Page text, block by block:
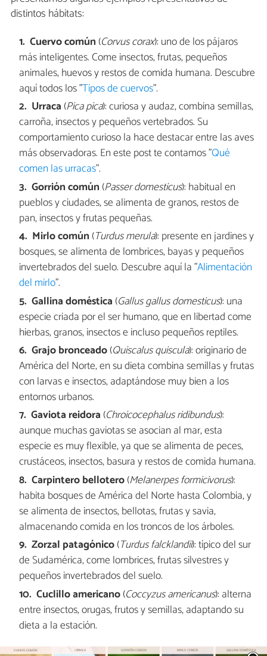
distintos hábitats:
Cuervo común (Corvus corax): uno de los pájaros
más inteligentes. Come insectos, frutas, pequeños
animales, huevos y restos de comida humana. Descubre
aquí todos los "Tipos de cuervos".
Urraca (Pica pica): curiosa y audaz, combina semillas,
carroña, insectos y pequeños vertebrados. Su
comportamiento curioso la hace destacar entre las aves
más observadoras. En este post te contamos "Qué
comen las urracas".
Gorrión común (Passer domesticus): habitual en
pueblos y ciudades, se alimenta de granos, restos de
pan, insectos y frutas pequeñas.
Mirlo común (Turdus merula): presente en jardines y
bosques, se alimenta de lombrices, bayas y pequeños
invertebrados del suelo. Descubre aquí la "Alimentación
del mirlo".
Gallina doméstica (Gallus gallus domesticus): una
especie criada por el ser humano, que en libertad come
hierbas, granos, insectos e incluso pequeños reptiles.
Grajo bronceado(Quiscalus quiscula): originario de
América del Norte, en su dieta combina semillas y frutas
con larvas e insectos, adaptándose muy bien a los
entornos urbanos.
Gaviota reidora (Chroicocephalus ridibundus):
aunque muchas gaviotas se asocian al mar, esta
especie es muy flexible, ya que se alimenta de peces,
crustáceos, insectos, basura y restos de comida humana.
Carpintero bellotero(Melanerpes formicivorus):
habita bosques de América del Norte hasta Colombia, y
se alimenta de insectos, bellotas, frutas y savia,
almacenando comida en los troncos de los árboles.
Zorzal patagónico(Turdus falcklandii): típico del sur
de Sudamérica, come lombrices, frutas silvestres y
pequeños invertebrados del suelo.
Cuclillo americano(Coccyzus americanus): alterna
entre insectos, orugas, frutos y semillas, adaptando su
dieta a la estación.